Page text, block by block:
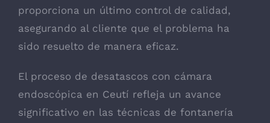
proporciona un último control de calidad,
asegurando al cliente que el problema ha
sido resuelto de manera eficaz.
El proceso de desatascos con cámara
endoscópica en Ceutí refleja un avance
significativo en las técnicas de fontanería